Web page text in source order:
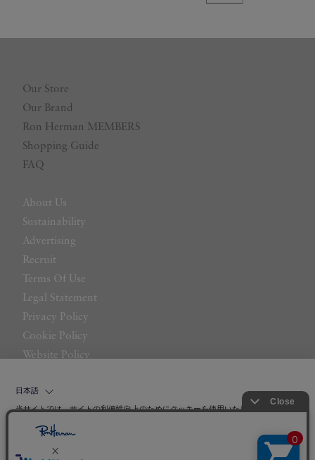
Our Store
Our Brand
Ron Herman MEMBERS
Shopping Guide
FAQ
About Us
Sustainability
Advertising
Recruit
Terms Of Use
Legal Statement
Privacy Policy
Cookie Policy
Website Policy
日本語
当サイトでは、サイトの利便性向上のためにクッキーを使用いたします。ボタン
ーの使用に同意したことになります。クッキーを通じて収集する情報には「お客
クッキーポリシ
ー
をご確認ください。